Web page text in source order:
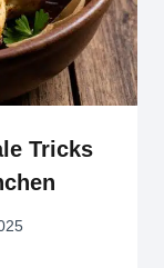
Tricks